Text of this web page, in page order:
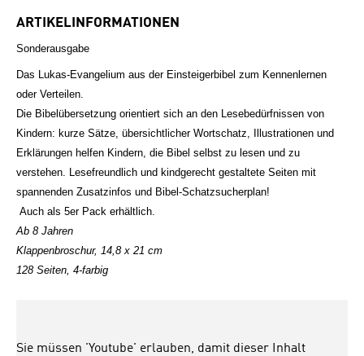
ARTIKELINFORMATIONEN
Sonderausgabe
Das Lukas-Evangelium aus der Einsteigerbibel zum Kennenlernen
oder Verteilen.
Die Bibelübersetzung orientiert sich an den Lesebedürfnissen von
Kindern: kurze Sätze, übersichtlicher Wortschatz, Illustrationen und
Erklärungen helfen Kindern, die Bibel selbst zu lesen und zu
verstehen. Lesefreundlich und kindgerecht gestaltete Seiten mit
spannenden Zusatzinfos und Bibel-Schatzsucherplan!
Auch als 5er Pack erhältlich.
Ab 8 Jahren
Klappenbroschur, 14,8 x 21 cm
128 Seiten, 4-farbig
Sie müssen 'Youtube' erlauben, damit dieser Inhalt